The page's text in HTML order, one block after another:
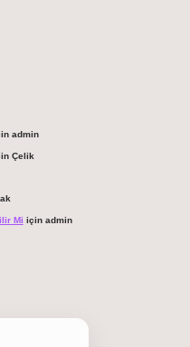
admin
Çelik
Mi için admin